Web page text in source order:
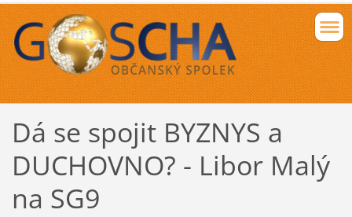
Dá se spojit BYZNYS a
DUCHOVNO? - Libor Malý
na SG9